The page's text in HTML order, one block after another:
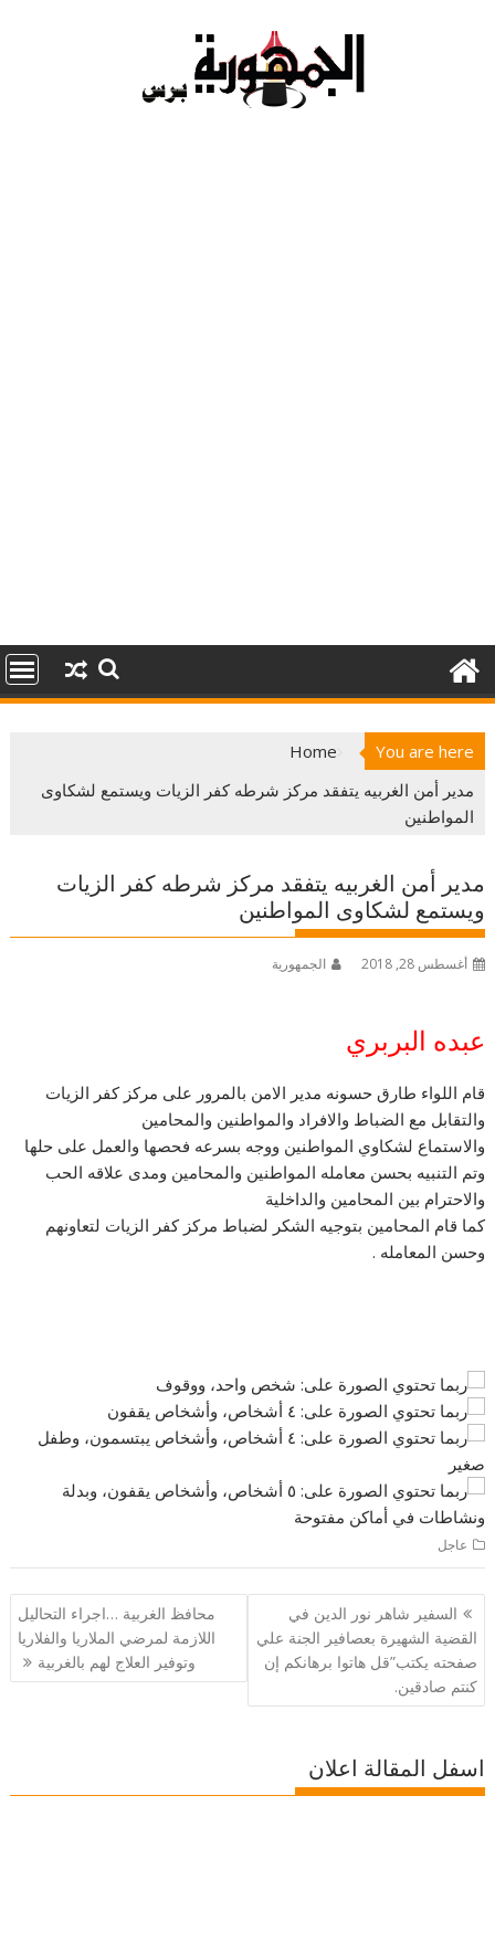
You are here
Home
مدير أمن الغربيه يتفقد مركز شرطه كفر الزيات ويستمع لشكاوى
المواطنين
مدير أمن الغربيه يتفقد مركز شرطه كفر الزيات
ويستمع لشكاوى المواطنين
أغسطس 28, 2018 الجمهورية
عبده البربري
قام اللواء طارق حسونه مدير الامن بالمرور على مركز كفر الزيات
والتقابل مع الضباط والافراد والمواطنين والمحامين
والاستماع لشكاوي المواطنين ووجه بسرعه فحصها والعمل على حلها
وتم التنبيه بحسن معامله المواطنين والمحامين ومدى علاقه الحب
والاحترام بين المحامين والداخلية
كما قام المحامين بتوجيه الشكر لضباط مركز كفر الزيات لتعاونهم
وحسن المعامله .
عاجل
تصفّح
المقالات
السفير شاهر نور الدين في
القضية الشهيرة بعصافير الجنة علي
صفحته يكتب”قل هاتوا برهانكم إن
كنتم صادقين.
محافظ الغربية …اجراء التحاليل
اللازمة لمرضي الملاريا والفلاريا
وتوفير العلاج لهم بالغربية
اسفل المقالة اعلان